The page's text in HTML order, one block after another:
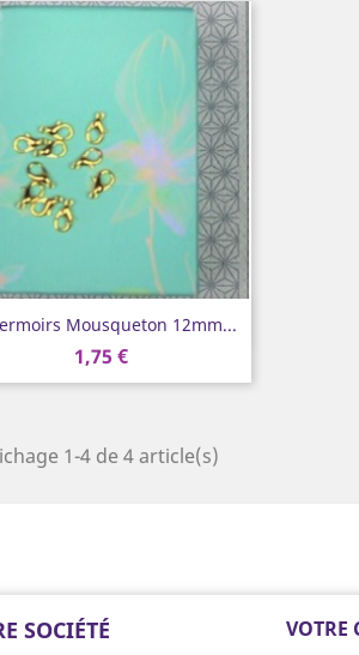
Mousqueton 12mm...
1,75 €
Aperçu rapide
1-4 de 4 article(s)
SOCIÉTÉ VOTRE